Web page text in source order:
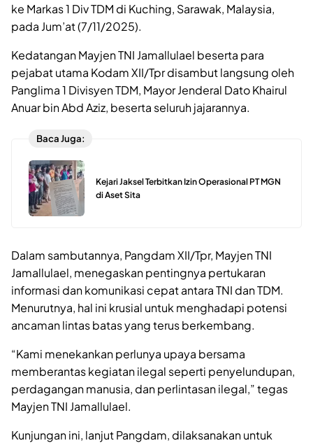
ke Markas 1 Div TDM di Kuching, Sarawak, Malaysia,
pada Jum’at (7/11/2025).
Kedatangan Mayjen TNI Jamallulael beserta para
pejabat utama Kodam XII/Tpr disambut langsung oleh
Panglima 1 Divisyen TDM, Mayor Jenderal Dato Khairul
Anuar bin Abd Aziz, beserta seluruh jajarannya.
Baca Juga:
Kejari Jaksel Terbitkan Izin Operasional PT MGN
di Aset Sita
Dalam sambutannya, Pangdam XII/Tpr, Mayjen TNI
Jamallulael, menegaskan pentingnya pertukaran
informasi dan komunikasi cepat antara TNI dan TDM.
Menurutnya, hal ini krusial untuk menghadapi potensi
ancaman lintas batas yang terus berkembang.
“Kami menekankan perlunya upaya bersama
memberantas kegiatan ilegal seperti penyelundupan,
perdagangan manusia, dan perlintasan ilegal,” tegas
Mayjen TNI Jamallulael.
Kunjungan ini, lanjut Pangdam, dilaksanakan untuk